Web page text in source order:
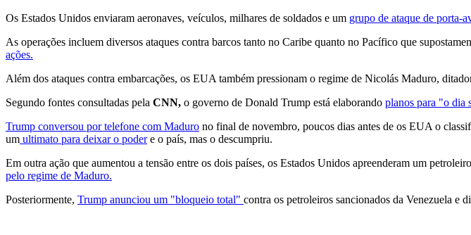
Os Estados Unidos enviaram aeronaves, veículos, milhares de soldados e um grupo de ataque de porta-
As operações incluem diversos ataques contra barcos tanto no Caribe quanto no Pacífico que
ações.
Além dos ataques contra embarcações, os EUA também pressionam o regime de Nicolás Maduro,
Segundo fontes consultadas pela CNN, o governo de Donald Trump está elaborando planos para "o dia
Trump conversou por telefone com Maduro no final de novembro, poucos dias antes de os EUA o
um ultimato para deixar o podere o país, mas o descumpriu.
Em outra ação que aumentou a tensão entre os dois países, os Estados Unidos apreenderam um
pelo regime de Maduro.
Posteriormente, Trump anunciou um "bloqueio total" contra os petroleiros sancionados da Venezuela e